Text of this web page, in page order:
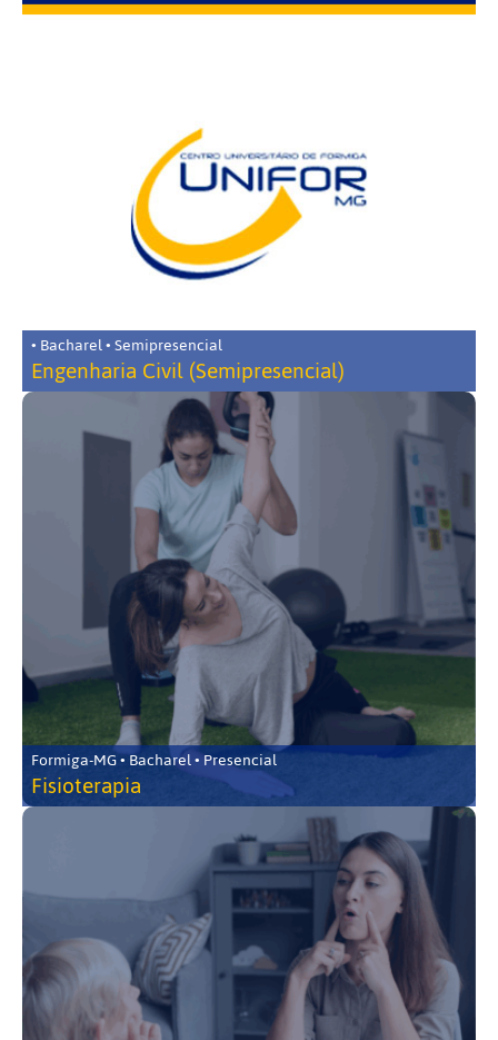
• Bacharel • Semipresencial
Engenharia Civil (Semipresencial)
Formiga-MG • Bacharel • Presencial
Fisioterapia